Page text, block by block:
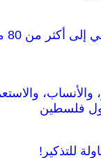
فلسطين
للتذكير!